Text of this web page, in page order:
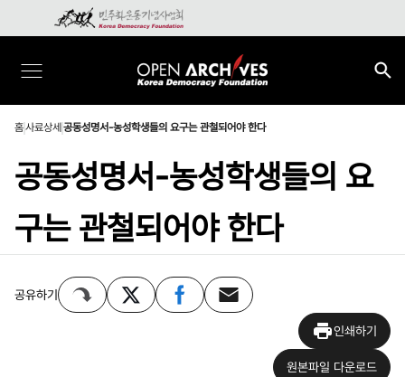
홈사료상세 공동성명서-농성학생들의 요구는 관철되어야 한다
공동성명서-농성학생들의 요
구는 관철되어야 한다
공유하기
인쇄하기
원본파일 다운로드